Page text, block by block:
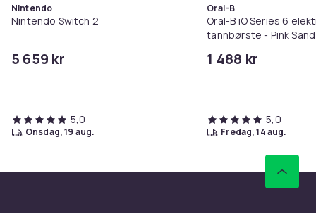
Nintendo
Nintendo Switch 2
5 659 kr
5,0
onsdag, 19 aug.
Oral-B
Oral-B iO Series 6
tannbørste - Pink Sand
1 488 kr
5,0
fredag, 14 aug.